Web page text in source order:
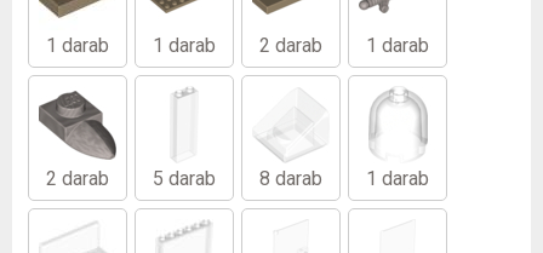
1 darab 1 darab 2 darab 1 darab
2 darab 5 darab 8 darab 1 darab